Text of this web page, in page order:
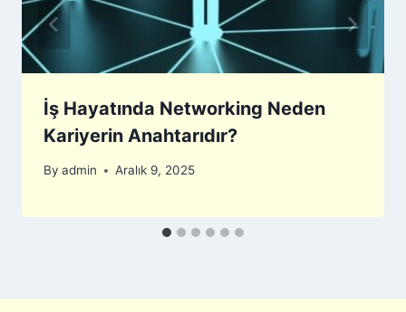
İş Hayatında Networking Neden
Kariyerin Anahtarıdır?
By admin Aralık 9, 2025